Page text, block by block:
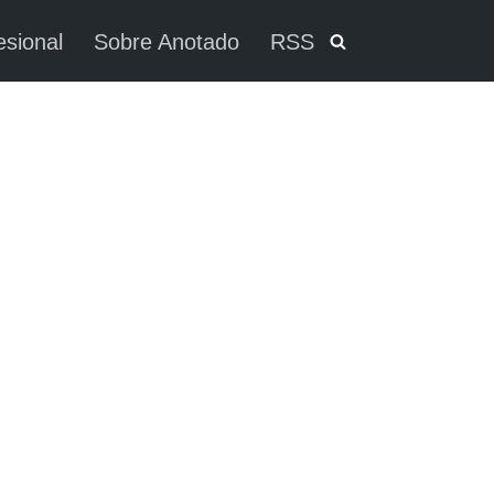
Sobre Anotado RSS